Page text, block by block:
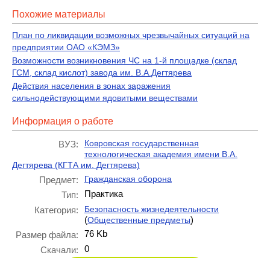
Похожие материалы
План по ликвидации возможных чрезвычайных ситуаций на
предприятии ОАО «КЭМЗ»
Возможности возникновения ЧС на 1-й площадке (склад
ГСМ, склад кислот) завода им. В.А.Дегтярева
Действия населения в зонах заражения
сильнодействующими ядовитыми веществами
Информация о работе
ВУЗ:
Ковровская государственная
технологическая академия имени В.А.
Дегтярева (КГТА им. Дегтярева)
Предмет: Гражданская оборона
Тип:
Практика
Категория:
Безопасность жизнедеятельности
(Общественные предметы)
Размер файла:
76 Kb
Скачали:
0